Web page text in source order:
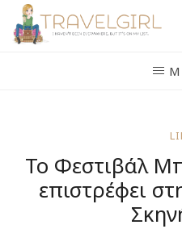
Skip
To Φεστιβάλ
επιστρέφει